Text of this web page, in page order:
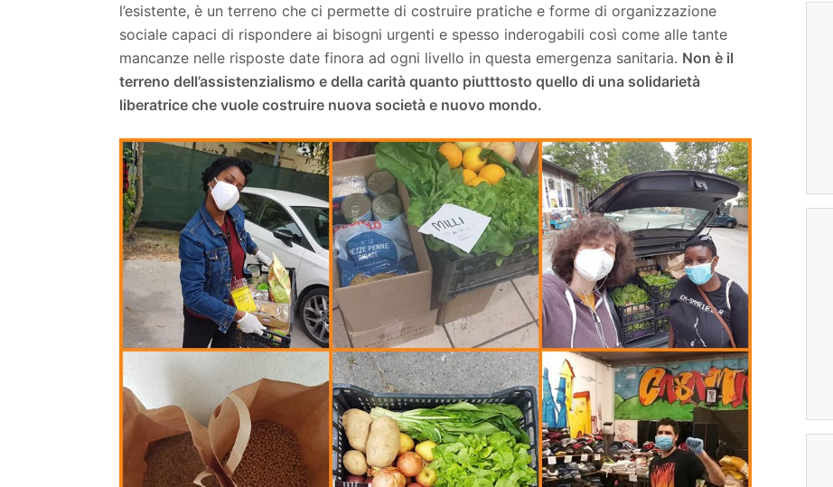
l’esistente, è un terreno che ci permette di costruire pratiche e forme di organizzazione
sociale capaci di rispondere ai bisogni urgenti e spesso inderogabili così come alle tante
mancanze nelle risposte date finora ad ogni livello in questa emergenza sanitaria. Non è il
terreno dell’assistenzialismo e della carità quanto piutttosto quello di una solidarietà
liberatrice che vuole costruire nuova società e nuovo mondo.